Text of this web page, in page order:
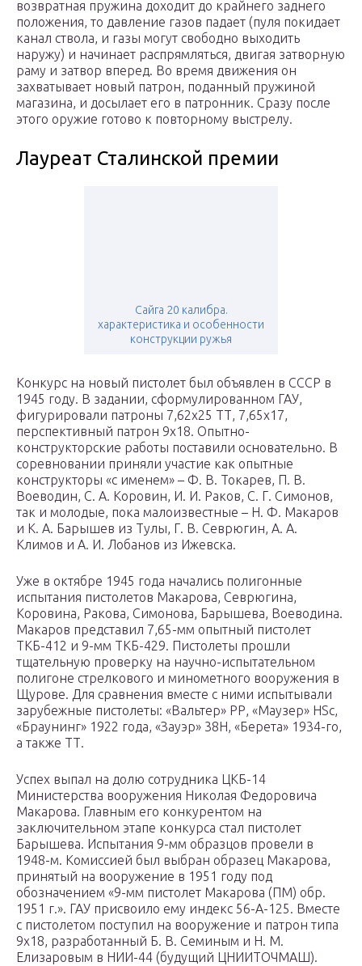
возвратная пружина доходит до крайнего заднего
положения, то давление газов падает (пуля покидает
канал ствола, и газы могут свободно выходить
наружу) и начинает распрямляться, двигая затворную
раму и затвор вперед. Во время движения он
захватывает новый патрон, поданный пружиной
магазина, и досылает его в патронник. Сразу после
этого оружие готово к повторному выстрелу.
Лауреат Сталинской премии
Сайга 20 калибра.
характеристика и особенности
конструкции ружья
Конкурс на новый пистолет был объявлен в СССР в
1945 году. В задании, сформулированном ГАУ,
фигурировали патроны 7,62х25 ТТ, 7,65х17,
перспективный патрон 9х18. Опытно-
конструкторские работы поставили основательно. В
соревновании приняли участие как опытные
конструкторы «с именем» – Ф. В. Токарев, П. В.
Воеводин, С. А. Коровин, И. И. Раков, С. Г. Симонов,
так и молодые, пока малоизвестные – Н. Ф. Макаров
и К. А. Барышев из Тулы, Г. В. Севрюгин, А. А.
Климов и А. И. Лобанов из Ижевска.
Уже в октябре 1945 года начались полигонные
испытания пистолетов Макарова, Севрюгина,
Коровина, Ракова, Симонова, Барышева, Воеводина.
Макаров представил 7,65-мм опытный пистолет
ТКБ-412 и 9-мм ТКБ-429. Пистолеты прошли
тщательную проверку на научно-испытательном
полигоне стрелкового и минометного вооружения в
Щурове. Для сравнения вместе с ними испытывали
зарубежные пистолеты: «Вальтер» РР, «Маузер» HSc,
«Браунинг» 1922 года, «Зауэр» 38Н, «Берета» 1934-го,
а также ТТ.
Успех выпал на долю сотрудника ЦКБ-14
Министерства вооружения Николая Федоровича
Макарова. Главным его конкурентом на
заключительном этапе конкурса стал пистолет
Барышева. Испытания 9-мм образцов провели в
1948-м. Комиссией был выбран образец Макарова,
принятый на вооружение в 1951 году под
обозначением «9-мм пистолет Макарова (ПМ) обр.
1951 г.». ГАУ присвоило ему индекс 56-А-125. Вместе
с пистолетом поступил на вооружение и патрон типа
9х18, разработанный Б. В. Семиным и Н. М.
Елизаровым в НИИ-44 (будущий ЦНИИТОЧМАШ).